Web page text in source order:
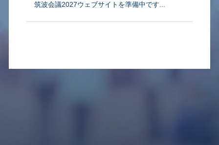
筑波会議2027ウェブサイトを準備中です...